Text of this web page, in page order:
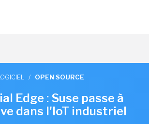
/ OPEN SOURCE
Edge : Suse passe à
dans l'IoT industriel